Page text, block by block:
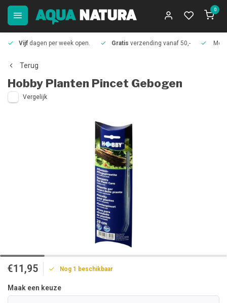
0
Vijf dagen per week open. Gratis verzending vanaf 50,-
Terug
Hobby Planten Pincet Gebogen
Vergelijk
€11,95 Nog 1 beschikbaar
Maak een keuze